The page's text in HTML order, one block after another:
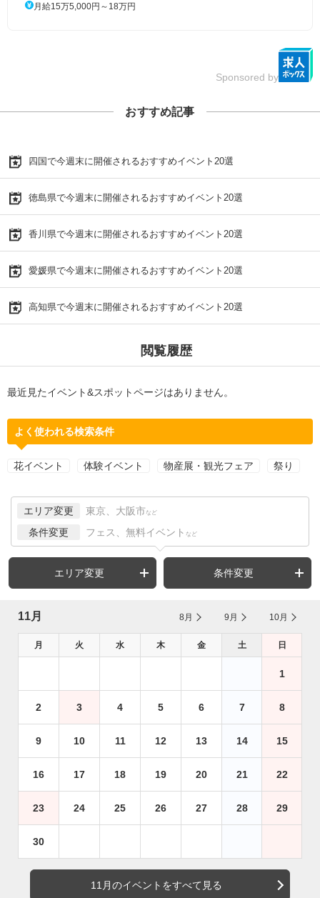
月給15万5,000円～18万円
Sponsored by
おすすめ記事
四国で今週末に開催されるおすすめイベント20選
徳島県で今週末に開催されるおすすめイベント20選
香川県で今週末に開催されるおすすめイベント20選
愛媛県で今週末に開催されるおすすめイベント20選
高知県で今週末に開催されるおすすめイベント20選
閲覧履歴
最近見たイベント&スポットページはありません。
よく使われる検索条件
花イベント 体験イベント 物産展・観光フェア 祭り
エリア変更 東京、大阪市 など
条件変更 フェス、無料イベント など
エリア変更 条件変更
11月 8月 9月 10月
月 火 水 木 金 土 日
1
2 3 4 5 6 7 8
9 10 11 12 13 14 15
16 17 18 19 20 21 22
23 24 25 26 27 28 29
30
11月のイベントをすべて見る